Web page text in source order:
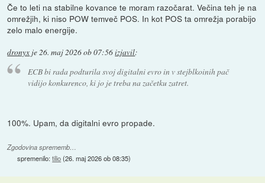
Če to leti na stabilne kovance te moram razočarat. Večina teh je na
omrežjih, ki niso POW temveč POS. In kot POS ta omrežja porabijo
zelo malo energije.
dronyx je 26. maj 2026 ob 07:56izjavil:
ECB bi rada podturila svoj digitalni evro in v stejblkoinih pač
vidijo konkurenco, ki jo je treba na začetku zatret.
100%. Upam, da digitalni evro propade.
Zgodovina sprememb…
spremenilo:tilio(26. maj 2026 ob 08:35)